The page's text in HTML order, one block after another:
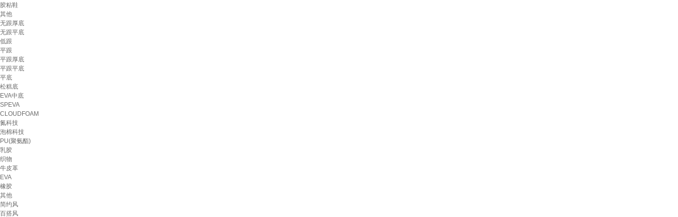
胶粘鞋
其他
无跟厚底
无跟平底
低跟
平跟
平跟厚底
平跟平底
平底
松糕底
EVA中底
SPEVA
CLOUDFOAM
氮科技
泡棉科技
PU(聚氨酯)
乳胶
织物
牛皮革
EVA
橡胶
其他
简约风
百搭风